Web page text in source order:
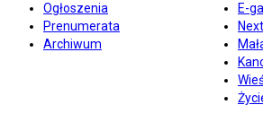
Ogłoszenia
Prenumerata
Archiwum
E-